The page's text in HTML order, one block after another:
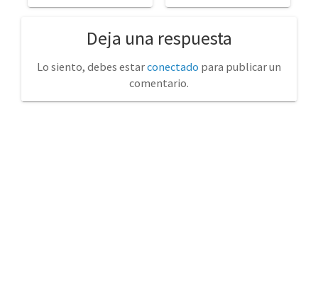
Deja una respuesta
Lo siento, debes estarconectado para publicar un
comentario.